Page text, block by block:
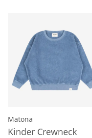
Matona
Kinder Crewneck